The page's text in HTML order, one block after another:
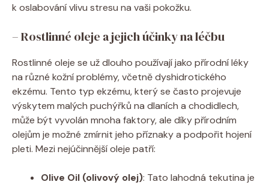
k oslabování vlivu stresu na‍ vaši pokožku.
– Rostlinné oleje ‍a jejich účinky na léčbu
Rostlinné oleje ‌se už‍ dlouho používají jako přírodní léky⁢
na ⁢různé kožní ‍problémy, včetně dyshidrotického
⁤ekzému. Tento⁢ typ ekzému, ​který se často projevuje
výskytem malých puchýřků na‍ dlaních a chodidlech,
může být vyvolán ⁤mnoha faktory, ale díky ‍přírodním
olejům je možné zmírnit jeho ⁢příznaky a podpořit hojení⁣
pleti. Mezi nejúčinnější oleje⁤ patří:
Olive⁤ Oil (olivový ⁤olej): Tato lahodná​ tekutina⁢ je